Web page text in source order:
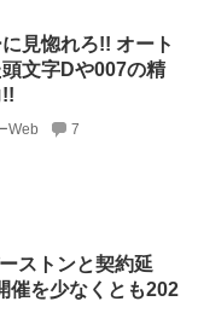
見惚れろ!! オート
文字Dや007の精
Web 7
ストンと契約延
催を少なくとも202